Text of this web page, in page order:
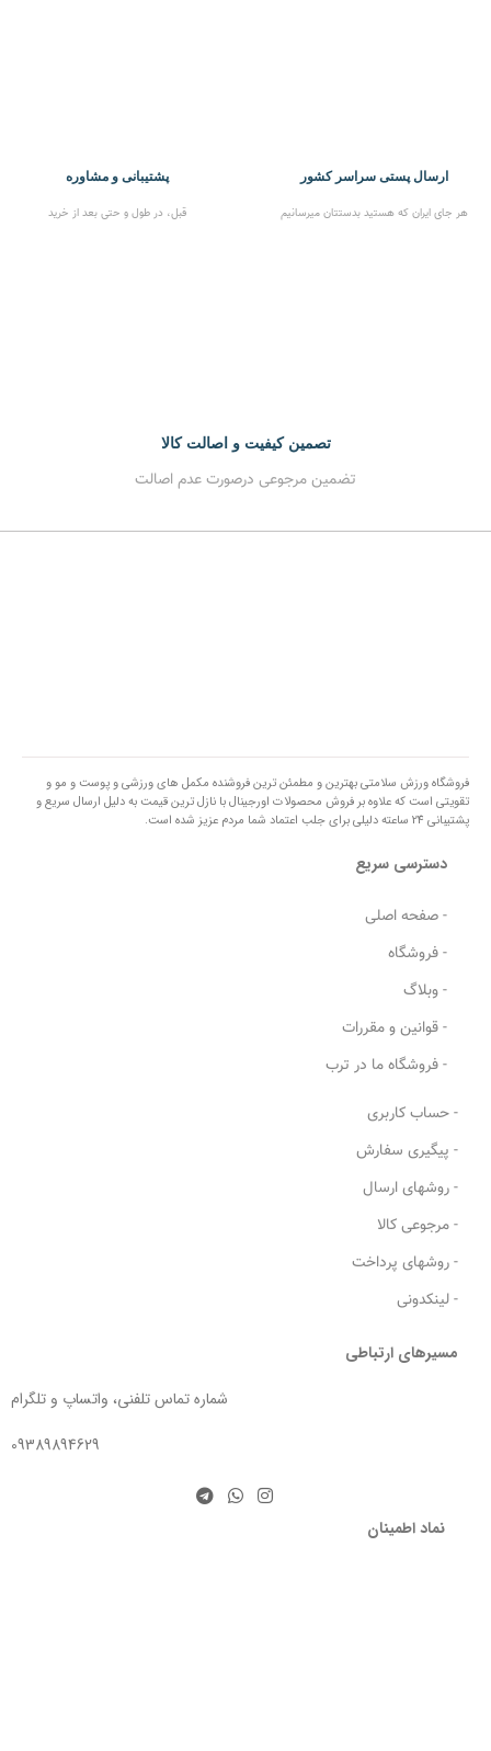
ارسال پستی سراسر کشور
هر جای ایران که هستید بدستتان میرسانیم
پشتیبانی و مشاوره
قبل، در طول و حتی بعد از خرید
تصمین کیفیت و اصالت کالا
تضمین مرجوعی درصورت عدم اصالت
فروشگاه ورزش سلامتی بهترین و مطمئن ترین فروشنده مکمل های ورزشی و پوست و مو و
تقویتی است که علاوه بر فروش محصولات اورجینال با نازل ترین قیمت به دلیل ارسال سریع و
پشتیبانی 24 ساعته دلیلی برای جلب اعتماد شما مردم عزیز شده است.
دسترسی سریع
- صفحه اصلی
- فروشگاه
- وبلاگ
- قوانین و مقررات
- فروشگاه ما در ترب
- حساب کاربری
- پیگیری سفارش
- روشهای ارسال
- مرجوعی کالا
- روشهای پرداخت
- لینکدونی
مسیرهای ارتباطی
شماره تماس تلفنی، واتساپ و تلگرام
09389894629
نماد اطمینان